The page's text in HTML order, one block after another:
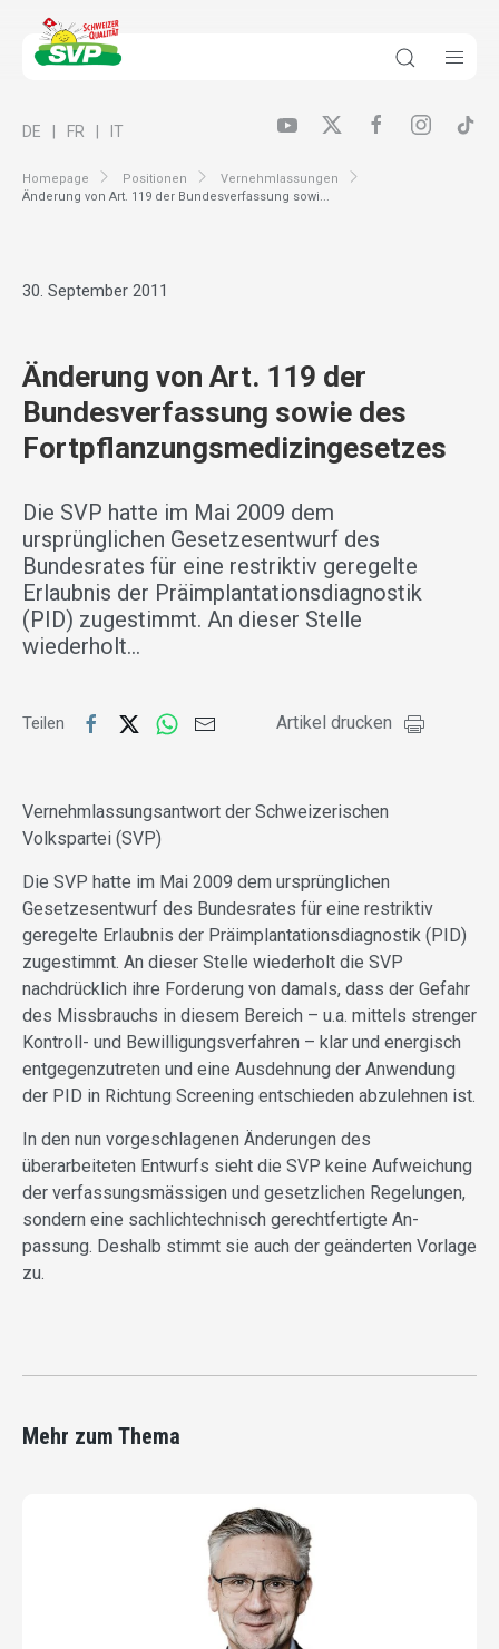
Homepage Positionen
Vernehmlassungen
Änderung von Art. 119 der Bundesverfassung sowi...
DE FR IT
30. September 2011
Änderung von Art. 119 der
Bundesverfassung sowie des
Fortpflanzungsmedizingesetzes
Die SVP hatte im Mai 2009 dem
ursprünglichen Gesetzesentwurf des
Bundesrates für eine restriktiv geregelte
Erlaubnis der Präimplantationsdiagnostik
(PID) zugestimmt. An dieser Stelle
wiederholt…
Teilen Artikel drucken
Vernehmlassungsantwort der Schweizerischen
Volkspartei (SVP)
Die SVP hatte im Mai 2009 dem ursprünglichen
Gesetzesentwurf des Bundesrates für eine restriktiv
geregelte Erlaubnis der Präimplantationsdiagnostik (PID)
zugestimmt. An dieser Stelle wiederholt die SVP
nachdrücklich ihre Forderung von damals, dass der Gefahr
des Missbrauchs in diesem Bereich – u.a. mittels strenger
Kontroll- und Bewilligungsverfahren – klar und energisch
entgegenzutreten und eine Ausdehnung der Anwendung
der PID in Richtung Screening entschieden abzulehnen ist.
In den nun vorgeschlagenen Änderungen des
überarbeiteten Entwurfs sieht die SVP keine Aufweichung
der verfassungsmässigen und gesetzlichen Regelungen,
sondern eine sachlichtechnisch gerechtfertigte An-
passung. Deshalb stimmt sie auch der geänderten Vorlage
zu.
Mehr zum Thema